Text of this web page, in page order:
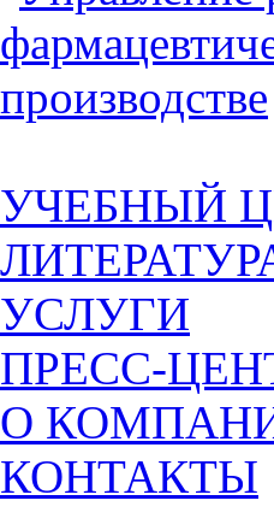
УЧЕБНЫЙ
УСЛУГИ
ПРЕСС-
О
КОНТАКТЫ